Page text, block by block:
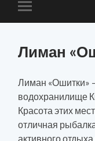
Toggle
mobile
Лиман
Лиман «Ошитки»
водохранилище
Красота этих
отличная
активного